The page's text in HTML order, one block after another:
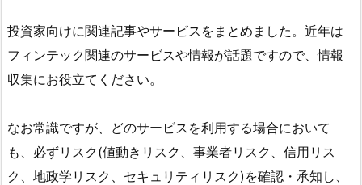
投資家向けに関連記事やサービスをまとめました。近年は
フィンテック関連のサービスや情報が話題ですので、情報
収集にお役立てください。
なお常識ですが、どのサービスを利用する場合において
も、必ずリスク(値動きリスク、事業者リスク、信用リス
ク、地政学リスク、セキュリティリスク)を確認・承知し、